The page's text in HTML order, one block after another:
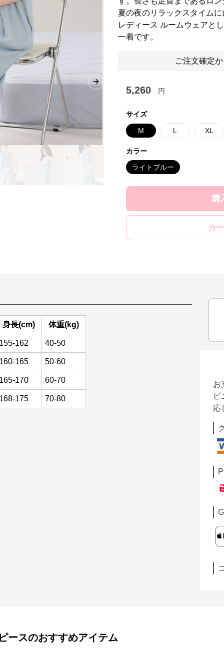
Next slide
夏の夜のリラックスタイム
レディース ルームウェアと
一着です。
ご注文確定
5,260 円
サイズ
M L XL
カラー
ライトブルー
購
カ
身長(cm) 体重(kg)
162 40-50
165 50-60
170 60-70
175 70-80
お
ビ
応
ースのおすすめアイテム